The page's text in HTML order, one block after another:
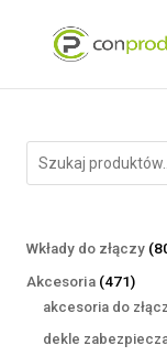
Wkłady do złączy
Akcesoria 471471
akcesoria do
dekle